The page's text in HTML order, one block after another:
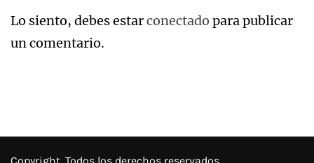
Lo siento, debes estarconectado para publicar
un comentario.